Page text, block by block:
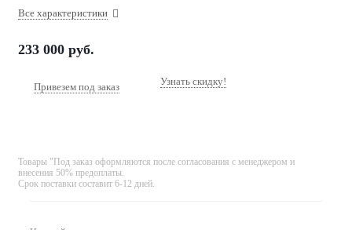
Все характеристики
233 000 руб.
Привезем под заказ Узнать скидку!
Товары "Под заказ оформляются после согласования с менеджером и
внесения 50% предоплаты.
Срок поставки составит 6-12 дней.